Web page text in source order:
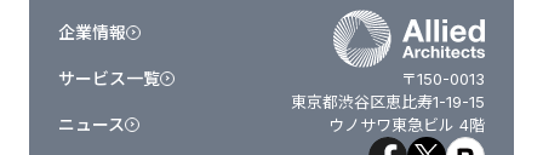
〒150-0013
東京都渋谷区恵比寿1-19-15
ウノサワ東急ビル 4階
企業情報
サービス一覧
ニュース